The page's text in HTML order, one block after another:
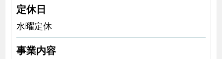
定休日
水曜定休
事業内容